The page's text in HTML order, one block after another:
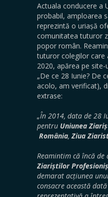
Actuala conducere a
probabil, amploarea
reprezintă o uriașă
comunitatea tuturor
popor român.
tuturor colegilor care
2020, apărea pe
„De ce 28 Iunie? De
acolo, am verificat),
extrase:
„În 2014, data de 28
pentru Uniunea
România, Ziua
Reamintim că încă de
Ziariștilor
demarat acțiunea
consacre această